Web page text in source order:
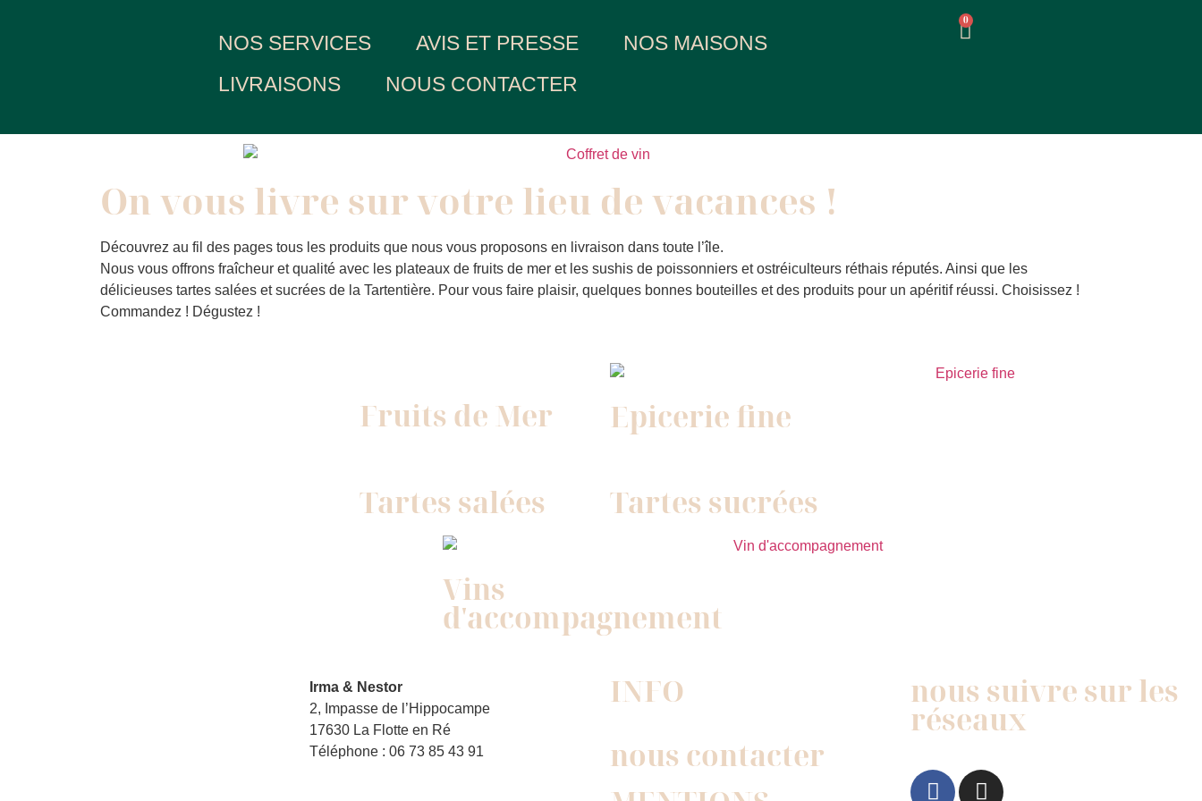
NOS SERVICES AVIS ET PRESSE
NOS MAISONS
LIVRAISONS
NOUS CONTACTER
0
On vous livre sur votre lieu de vacances !
Découvrez au fil des pages tous les produits que nous vous proposons en livraison dans toute l’île.
Nous vous offrons fraîcheur et qualité avec les plateaux de fruits de mer et les sushis de poissonniers et ostréiculteurs réthais réputés. Ainsi que les
délicieuses tartes salées et sucrées de la Tartentière. Pour vous faire plaisir, quelques bonnes bouteilles et des produits pour un apéritif réussi. Choisissez !
Commandez ! Dégustez !
Fruits de Mer Epicerie fine
Tartes salées Tartes sucrées
Vins
d'accompagnement
Irma & Nestor
2, Impasse de l’Hippocampe
17630 La Flotte en Ré
Téléphone : 06 73 85 43 91
INFO
nous contacter
nous suivre sur les
réseaux